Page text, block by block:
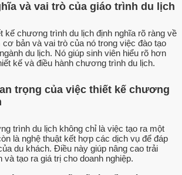
và vai trò của giáo trình du lịch
kế chương trình du lịch định nghĩa rõ ràng về
bản và vai trò của nó trong việc đào tạo
du lịch. Nó giúp sinh viên hiểu rõ hơn
kế và điều hành chương trình du lịch.
trọng của việc thiết kế chương
trình du lịch không chỉ là việc tạo ra một
là nghệ thuật kết hợp các dịch vụ để đáp
du khách. Điều này giúp nâng cao trải
và tạo ra giá trị cho doanh nghiệp.